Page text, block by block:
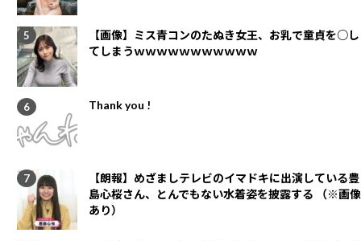
【画像】ミス青コンのたぬき女王、お乳で童貞を○し
てしまうｗｗｗｗｗｗｗｗｗｗｗ
Thank you !
【朗報】めざましテレビのイマドキに出演している豊
島心桜さん、とんでもない水着姿を披露する （※画像
あり）